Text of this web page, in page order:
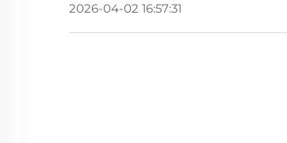
2026-04-02 16:57:31